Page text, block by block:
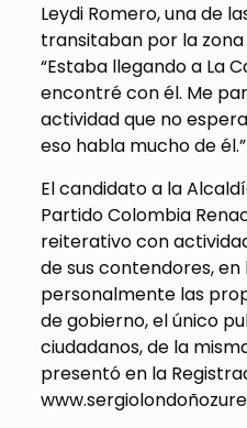
Leydi Romero, una de
transitaban por la
“Estaba llegando a La
encontré con él. Me
actividad que no
eso habla mucho de él.”
El candidato a la
Partido Colombia
reiterativo con
de sus contendores, en
personalmente las
de gobierno, el único
ciudadanos, de la
presentó en la